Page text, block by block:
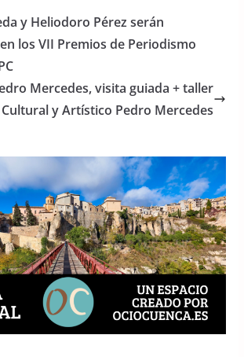
s
A
p
y Heliodoro Pérez serán
los VII Premios de Periodismo
Mercedes, visita guiada + taller
y Artístico Pedro Mercedes